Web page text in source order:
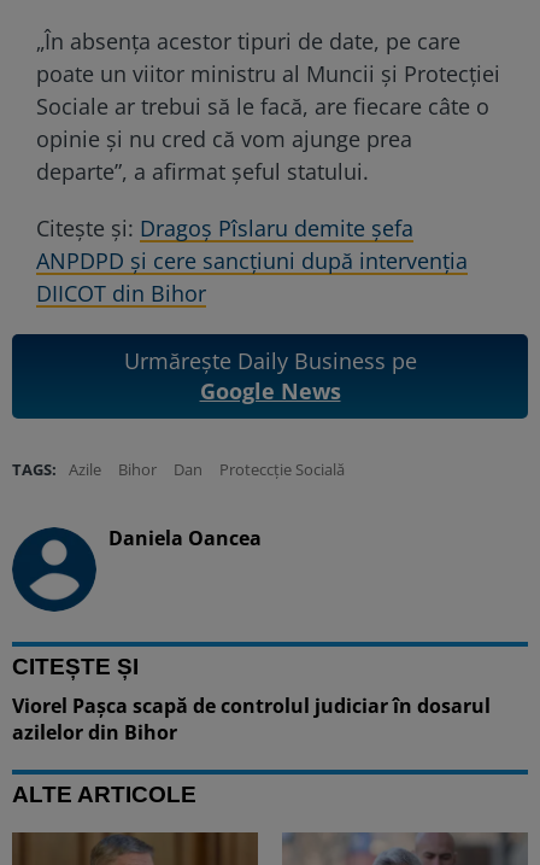
„În absenţa acestor tipuri de date, pe care
poate un viitor ministru al Muncii şi Protecţiei
Sociale ar trebui să le facă, are fiecare câte o
opinie şi nu cred că vom ajunge prea
departe”, a afirmat șeful statului.
Citește și: Dragoș Pîslaru demite șefa
ANPDPD și cere sancțiuni după intervenția
DIICOT din Bihor
Urmărește Daily Business pe
Google News
TAGS: Azile Bihor Dan Proteccție Socială
Daniela Oancea
CITEȘTE ȘI
Viorel Pașca scapă de controlul judiciar în dosarul
azilelor din Bihor
ALTE ARTICOLE